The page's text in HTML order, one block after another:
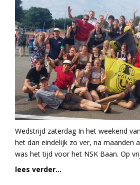
Wedstrijd zaterdag In het weekend
het dan eindelijk zo ver, na maanden
was het tijd voor het NSK Baan. Op
lees verder...